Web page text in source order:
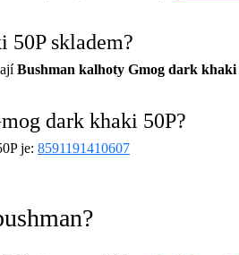
50P skladem?
Bushman kalhoty Gmog dark khaki
dark khaki 50P?
je: 8591191410607